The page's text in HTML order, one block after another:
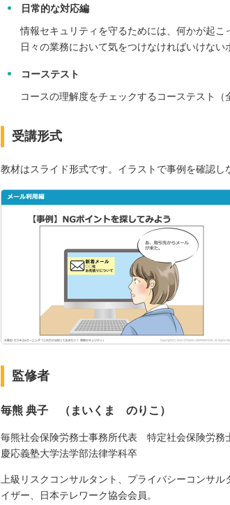
日常的な対応編
情報セキュリティを守るためには、何かが起こ
日々の業務において気をつけなければいけない
コーステスト
コースの理解度をチェックするコーステスト（
受講形式
教材はスライド形式です。イラストで事例を確認し
監修者
毎熊 典子 （まいくま のりこ）
毎熊社会保険労務士事務所代表 特定社会保険労務
慶応義塾大学法学部法律学科卒
上級リスクコンサルタント、プライバシーコンサ
イザー、日本テレワーク協会会員。